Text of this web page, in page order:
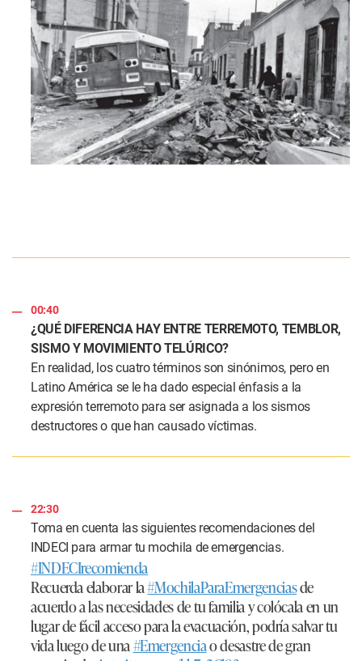
00:40
¿QUÉ DIFERENCIA HAY ENTRE TERREMOTO, TEMBLOR,
SISMO Y MOVIMIENTO TELÚRICO?
En realidad, los cuatro términos son sinónimos, pero en
Latino América se le ha dado especial énfasis a la
expresión terremoto para ser asignada a los sismos
destructores o que han causado víctimas.
22:30
Toma en cuenta las siguientes recomendaciones del
INDECI para armar tu mochila de emergencias.
#INDECIrecomienda
Recuerda elaborar la#MochilaParaEmergenciasde
acuerdo a las necesidades de tu familia y colócala en un
lugar de fácil acceso para la evacuación, podría salvar tu
vida luego de una#Emergenciao desastre de gran